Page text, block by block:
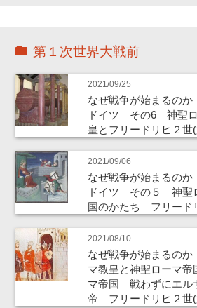
第１次世界大戦前
2021/09/25
なぜ戦争が始まるの
ドイツ その6 神聖
皇とフリードリヒ２世
2021/09/06
なぜ戦争が始まるの
ドイツ その５ 神
国のかたち フリード
2021/08/10
なぜ戦争が始まるの
マ教皇と神聖ローマ
マ帝国 戦わずにエル
帝 フリードリヒ２世(